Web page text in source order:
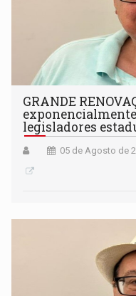
GRANDE
legisladores
05 de Agosto de